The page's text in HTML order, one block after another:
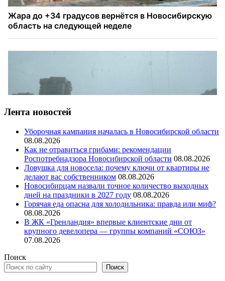
Лента новостей
Уборочная кампания началась в Новосибирской области
08.08.2026
Как не отравиться грибами: рекомендации
Роспотребнадзора Новосибирской области 08.08.2026
Ловушка для новосела: почему ключи от квартиры не
делают вас собственником 08.08.2026
Новосибирцам назвали точное количество выходных
дней на праздники в 2027 году 08.08.2026
Горячая еда опасна для холодильника: правда или миф?
08.08.2026
В ЖК «Гренландия» впервые клиентские дни от
крупного девелопера — группы компаний «СОЮЗ»
07.08.2026
Поиск
Поиск